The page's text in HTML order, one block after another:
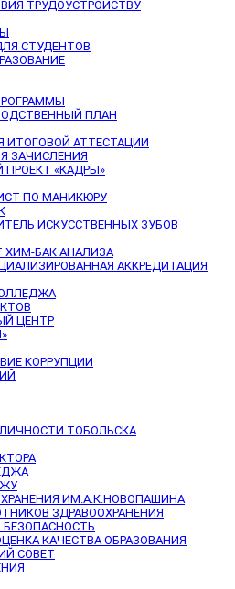
ТРУДОУСТРОЙСТВУ
СТУДЕНТОВ
ПЛАН
ИТОГОВОЙ АТТЕСТАЦИИ
ЗАЧИСЛЕНИЯ
«КАДРЫ»
ПО МАНИКЮРУ
ИСКУССТВЕННЫХ ЗУБОВ
ХИМ-БАК АНАЛИЗА
АККРЕДИТАЦИЯ
ЦЕНТР
КОРРУПЦИИ
ТОБОЛЬСКА
ИМ.А.К.НОВОПАШИНА
ЗДРАВООХРАНЕНИЯ
БЕЗОПАСНОСТЬ
КАЧЕСТВА ОБРАЗОВАНИЯ
СОВЕТ